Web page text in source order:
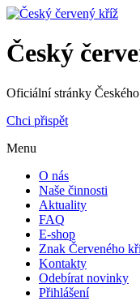
Český
Oficiální stránky
Chci přispět
Menu
O nás
Naše činnosti
Aktuality
FAQ
E-shop
Znak Červeného
Kontakty
Odebírat novinky
Přihlášení